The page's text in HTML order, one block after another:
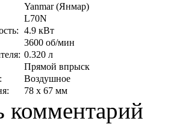
Yanmar (Янмар)
L70N
4.9 кВт
3600 об/мин
0.320 л
Прямой впрыск
Воздушное
78 х 67 мм
комментарий